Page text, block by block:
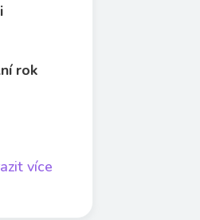
rok
více